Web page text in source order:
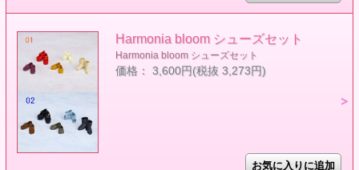
Harmonia bloom シューズセット
Harmonia bloom シューズセット
価格： 3,600円(税抜 3,273円)